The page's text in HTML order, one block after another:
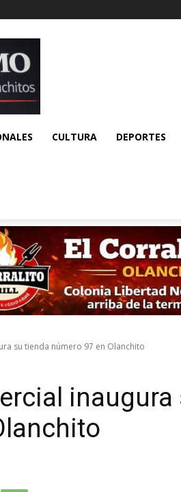
CULTURA DEPORTES
su tienda número 97 en Olanchito
inaugura